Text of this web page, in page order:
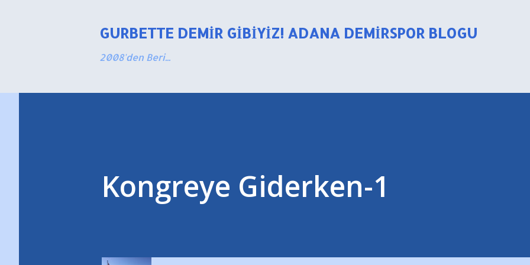
GURBETTE DEMIR GIBIYIZ! ADANA DEMIRSPOR BLOGU
2008'den Beri...
Kongreye Giderken-1